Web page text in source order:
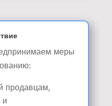
меры
продавцам,
и